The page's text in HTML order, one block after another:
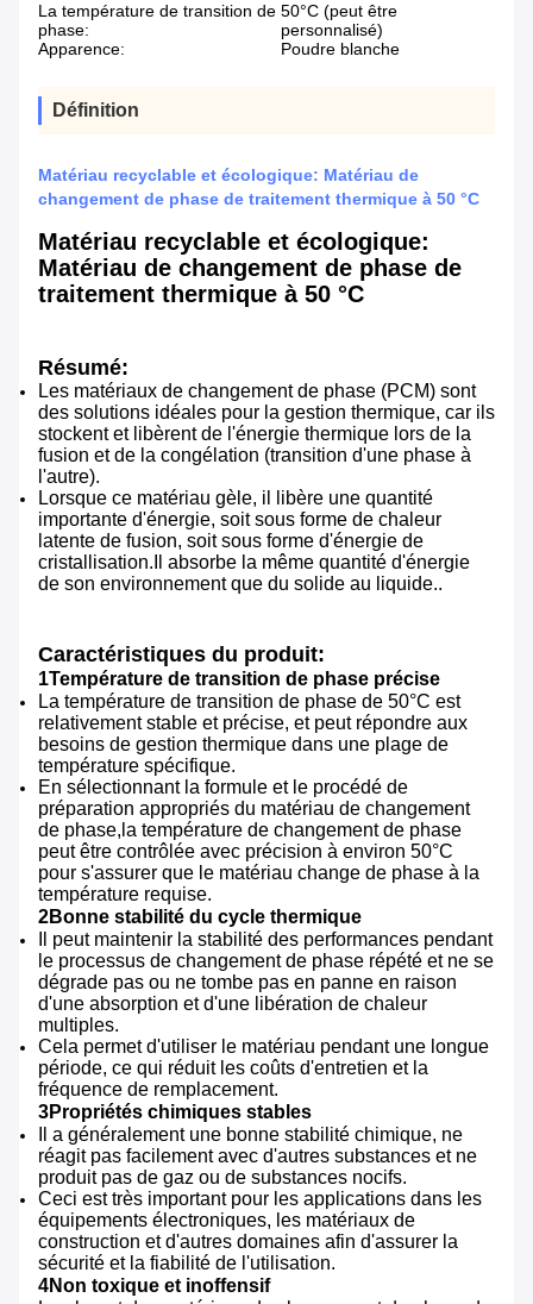
La température de transition de
phase:
50°C (peut être
personnalisé)
Apparence:
Poudre blanche
Définition
Matériau recyclable et écologique: Matériau de
changement de phase de traitement thermique à 50 °C
Matériau recyclable et écologique:
Matériau de changement de phase de
traitement thermique à 50 °C
Résumé:
Les matériaux de changement de phase (PCM) sont
des solutions idéales pour la gestion thermique, car ils
stockent et libèrent de l'énergie thermique lors de la
fusion et de la congélation (transition d'une phase à
l'autre).
Lorsque ce matériau gèle, il libère une quantité
importante d'énergie, soit sous forme de chaleur
latente de fusion, soit sous forme d'énergie de
cristallisation.Il absorbe la même quantité d'énergie
de son environnement que du solide au liquide..
Caractéristiques du produit:
1Température de transition de phase précise
La température de transition de phase de 50°C est
relativement stable et précise, et peut répondre aux
besoins de gestion thermique dans une plage de
température spécifique.
En sélectionnant la formule et le procédé de
préparation appropriés du matériau de changement
de phase,la température de changement de phase
peut être contrôlée avec précision à environ 50°C
pour s'assurer que le matériau change de phase à la
température requise.
2Bonne stabilité du cycle thermique
Il peut maintenir la stabilité des performances pendant
le processus de changement de phase répété et ne se
dégrade pas ou ne tombe pas en panne en raison
d'une absorption et d'une libération de chaleur
multiples.
Cela permet d'utiliser le matériau pendant une longue
période, ce qui réduit les coûts d'entretien et la
fréquence de remplacement.
3Propriétés chimiques stables
Il a généralement une bonne stabilité chimique, ne
réagit pas facilement avec d'autres substances et ne
produit pas de gaz ou de substances nocifs.
Ceci est très important pour les applications dans les
équipements électroniques, les matériaux de
construction et d'autres domaines afin d'assurer la
sécurité et la fiabilité de l'utilisation.
4Non toxique et inoffensif